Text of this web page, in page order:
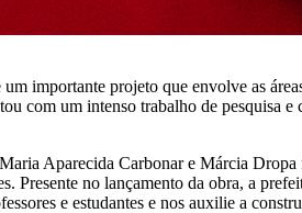
importante projeto que envolve as
com um intenso trabalho de pesquisa
Aparecida Carbonar e Márcia
Presente no lançamento da obra, a
e estudantes e nos auxilie a